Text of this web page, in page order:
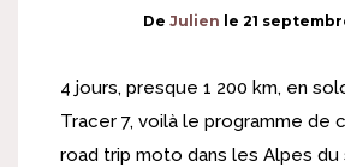
De Julien le 21
4 jours, presque 1 200 km, en
Tracer 7, voilà le programme de
road trip moto dans les Alpes du